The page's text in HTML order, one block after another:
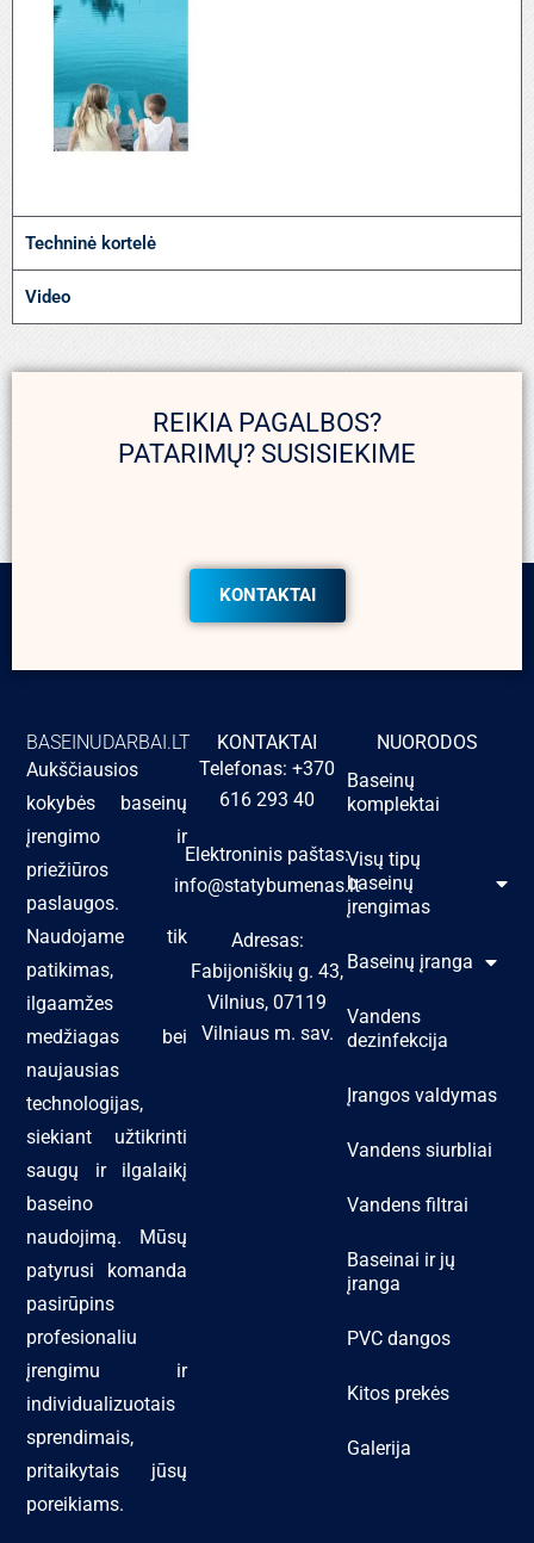
Techninė kortelė
Video
REIKIA PAGALBOS?
PATARIMŲ? SUSISIEKIME
KONTAKTAI
BASEINUDARBAI.LT
Aukščiausios
kokybės baseinų
įrengimo ir
priežiūros
paslaugos.
Naudojame tik
patikimas,
ilgaamžes
medžiagas bei
naujausias
technologijas,
siekiant užtikrinti
saugų ir ilgalaikį
baseino
naudojimą. Mūsų
patyrusi komanda
pasirūpins
profesionaliu
įrengimu ir
individualizuotais
sprendimais,
pritaikytais jūsų
poreikiams.
KONTAKTAI
Telefonas: +370
616 293 40
Elektroninis paštas:
info@statybumenas.lt
Adresas:
Fabijoniškių g. 43,
Vilnius, 07119
Vilniaus m. sav.
NUORODOS
Baseinų
komplektai
Visų tipų
baseinų
įrengimas
Baseinų įranga
Vandens
dezinfekcija
Įrangos valdymas
Vandens siurbliai
Vandens filtrai
Baseinai ir jų
įranga
PVC dangos
Kitos prekės
Galerija